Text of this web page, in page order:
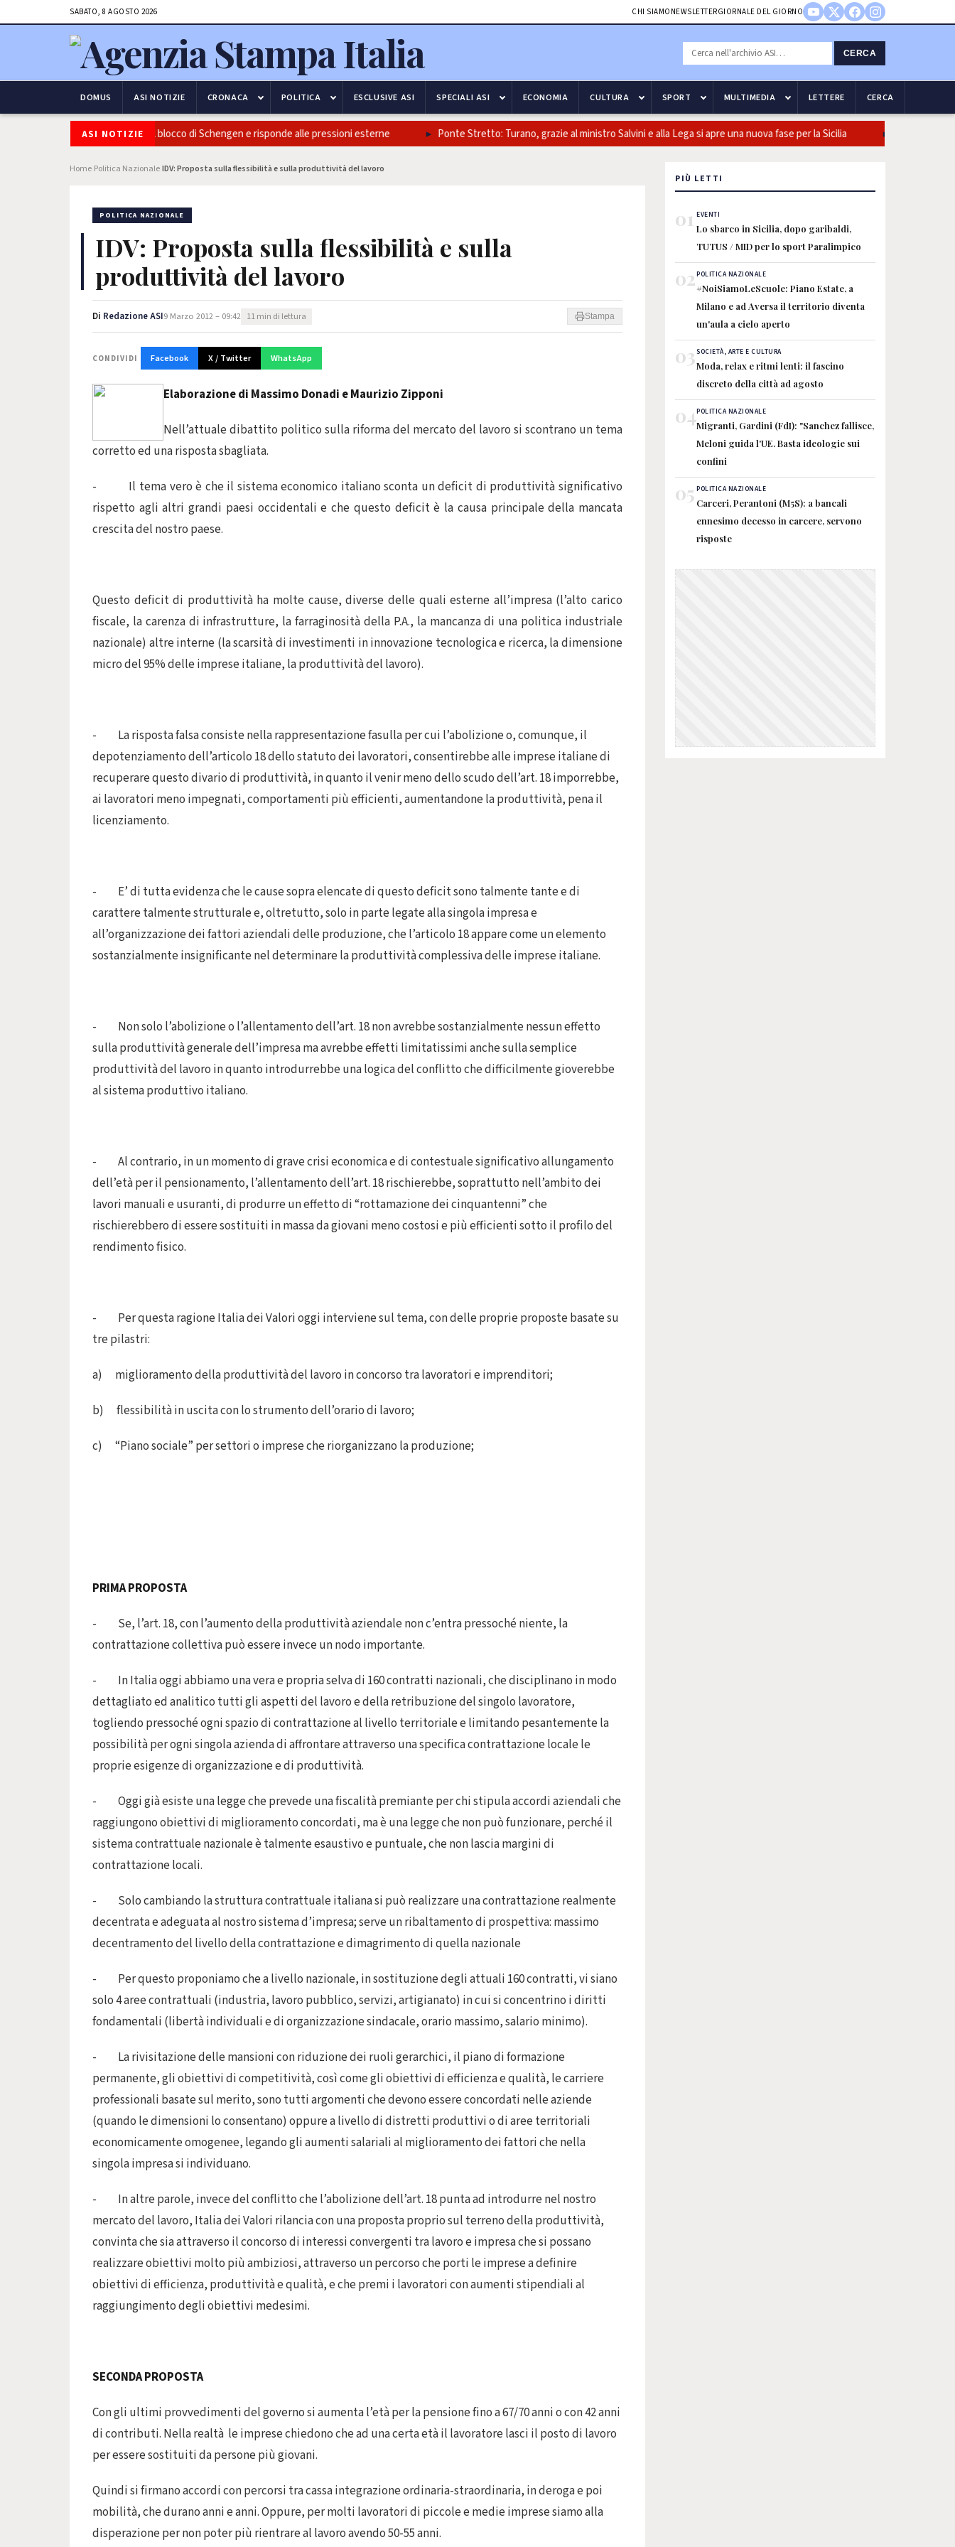
SABATO, 8 AGOSTO 2026 CHI SIAMO NEWSLETTERGIORNALE DEL GIORNO
CERCA
DOMUS ASI NOTIZIE CRONACA POLITICA ESCLUSIVE ASI SPECIALI ASI ECONOMIA CULTURA SPORT MULTIMEDIA LETTERE CERCA
ASI NOTIZIE
l’Italia conferma il blocco di Schengen e risponde alle pressioni esterne Ponte Stretto: Turano, grazie al ministro Salvini e alla Lega si apre una nuova fase per la Sicilia Olio, Confeuro-
Home Politica NazionaleIDV: Proposta sulla flessibilità e sulla produttività del lavoro
POLITICA NAZIONALE
IDV: Proposta sulla flessibilità e sulla
produttività del lavoro
Di Redazione ASI9 Marzo 2012 – 09:42 11 min di lettura Stampa
CONDIVIDI Facebook X / Twitter WhatsApp
Elaborazione di Massimo Donadi e Maurizio Zipponi
Nell’attuale dibattito politico sulla riforma del mercato del lavoro si scontrano un tema
corretto ed una risposta sbagliata.
- Il tema vero è che il sistema economico italiano sconta un deficit di produttività significativo
rispetto agli altri grandi paesi occidentali e che questo deficit è la causa principale della mancata
crescita del nostro paese.
Questo deficit di produttività ha molte cause, diverse delle quali esterne all’impresa (l’alto carico
fiscale, la carenza di infrastrutture, la farraginosità della P.A., la mancanza di una politica industriale
nazionale) altre interne (la scarsità di investimenti in innovazione tecnologica e ricerca, la dimensione
micro del 95% delle imprese italiane, la produttività del lavoro).
- La risposta falsa consiste nella rappresentazione fasulla per cui l’abolizione o, comunque, il
depotenziamento dell’articolo 18 dello statuto dei lavoratori, consentirebbe alle imprese italiane di
recuperare questo divario di produttività, in quanto il venir meno dello scudo dell’art. 18 imporrebbe,
ai lavoratori meno impegnati, comportamenti più efficienti, aumentandone la produttività, pena il
licenziamento.
- E’ di tutta evidenza che le cause sopra elencate di questo deficit sono talmente tante e di
carattere talmente strutturale e, oltretutto, solo in parte legate alla singola impresa e
all’organizzazione dei fattori aziendali delle produzione, che l’articolo 18 appare come un elemento
sostanzialmente insignificante nel determinare la produttività complessiva delle imprese italiane.
- Non solo l’abolizione o l’allentamento dell’art. 18 non avrebbe sostanzialmente nessun effetto
sulla produttività generale dell’impresa ma avrebbe effetti limitatissimi anche sulla semplice
produttività del lavoro in quanto introdurrebbe una logica del conflitto che difficilmente gioverebbe
al sistema produttivo italiano.
- Al contrario, in un momento di grave crisi economica e di contestuale significativo allungamento
dell’età per il pensionamento, l’allentamento dell’art. 18 rischierebbe, soprattutto nell’ambito dei
lavori manuali e usuranti, di produrre un effetto di “rottamazione dei cinquantenni” che
rischierebbero di essere sostituiti in massa da giovani meno costosi e più efficienti sotto il profilo del
rendimento fisico.
- Per questa ragione Italia dei Valori oggi interviene sul tema, con delle proprie proposte basate su
tre pilastri:
a) miglioramento della produttività del lavoro in concorso tra lavoratori e imprenditori;
b) flessibilità in uscita con lo strumento dell’orario di lavoro;
c) “Piano sociale” per settori o imprese che riorganizzano la produzione;
PRIMA PROPOSTA
- Se, l’art. 18, con l’aumento della produttività aziendale non c’entra pressoché niente, la
contrattazione collettiva può essere invece un nodo importante.
- In Italia oggi abbiamo una vera e propria selva di 160 contratti nazionali, che disciplinano in modo
dettagliato ed analitico tutti gli aspetti del lavoro e della retribuzione del singolo lavoratore,
togliendo pressoché ogni spazio di contrattazione al livello territoriale e limitando pesantemente la
possibilità per ogni singola azienda di affrontare attraverso una specifica contrattazione locale le
proprie esigenze di organizzazione e di produttività.
- Oggi già esiste una legge che prevede una fiscalità premiante per chi stipula accordi aziendali che
raggiungono obiettivi di miglioramento concordati, ma è una legge che non può funzionare, perché il
sistema contrattuale nazionale è talmente esaustivo e puntuale, che non lascia margini di
contrattazione locali.
- Solo cambiando la struttura contrattuale italiana si può realizzare una contrattazione realmente
decentrata e adeguata al nostro sistema d’impresa; serve un ribaltamento di prospettiva: massimo
decentramento del livello della contrattazione e dimagrimento di quella nazionale
- Per questo proponiamo che a livello nazionale, in sostituzione degli attuali 160 contratti, vi siano
solo 4 aree contrattuali (industria, lavoro pubblico, servizi, artigianato) in cui si concentrino i diritti
fondamentali (libertà individuali e di organizzazione sindacale, orario massimo, salario minimo).
- La rivisitazione delle mansioni con riduzione dei ruoli gerarchici, il piano di formazione
permanente, gli obiettivi di competitività, così come gli obiettivi di efficienza e qualità, le carriere
professionali basate sul merito, sono tutti argomenti chedevono essere concordati nelle aziende
(quando le dimensioni lo consentano) oppure a livello di distretti produttivi o di aree territoriali
economicamente omogenee, legando gli aumenti salariali al miglioramento dei fattori che nella
singola impresa si individuano.
- In altre parole, invece del conflitto che l’abolizione dell’art. 18 punta ad introdurre nel nostro
mercato del lavoro, Italia dei Valori rilancia con una proposta proprio sul terreno della produttività,
convinta che sia attraverso il concorso di interessi convergenti tra lavoro e impresa che si possano
realizzare obiettivi molto più ambiziosi, attraverso un percorso che porti le imprese a definire
obiettivi di efficienza, produttività e qualità, e che premi i lavoratori con aumenti stipendiali al
raggiungimento degli obiettivi medesimi.
SECONDA PROPOSTA
Con gli ultimi provvedimenti del governo si aumenta l’età per la pensione fino a 67/70 anni o con 42 anni
di contributi. Nella realtà le imprese chiedono che ad una certa età il lavoratore lasci il posto di lavoro
per essere sostituiti da persone più giovani.
Quindi si firmano accordi con percorsi tra cassa integrazione ordinaria-straordinaria, in deroga e poi
mobilità, che durano anni e anni. Oppure, per molti lavoratori di piccole e medie imprese siamo alla
disperazione per non poter più rientrare al lavoro avendo 50-55 anni.
PIÙ LETTI
01 EVENTI
Lo sbarco in Sicilia, dopo garibaldi,
TUTUS / MID per lo sport Paralimpico
02POLITICA NAZIONALE
#NoiSiamoLeScuole: Piano Estate, a
Milano e ad Aversa il territorio diventa
un'aula a cielo aperto
03SOCIETÀ, ARTE E CULTURA
Moda, relax e ritmi lenti: il fascino
discreto della città ad agosto
04POLITICA NAZIONALE
Migranti, Gardini (FdI): "Sanchez fallisce,
Meloni guida l'UE. Basta ideologie sui
confini
05 POLITICA NAZIONALE
Carceri, Perantoni (M5S): a bancali
ennesimo decesso in carcere, servono
risposte